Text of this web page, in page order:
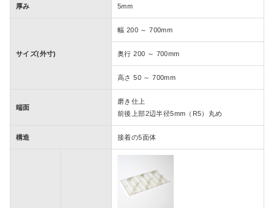
クリアー
厚み 5mm
サイズ(外寸)
幅 200 ～ 700mm
奥行 200 ～ 700mm
高さ 50 ～ 700mm
端面
磨き仕上
前後上部2辺半径5mm（R5）丸め
構造 接着の5面体